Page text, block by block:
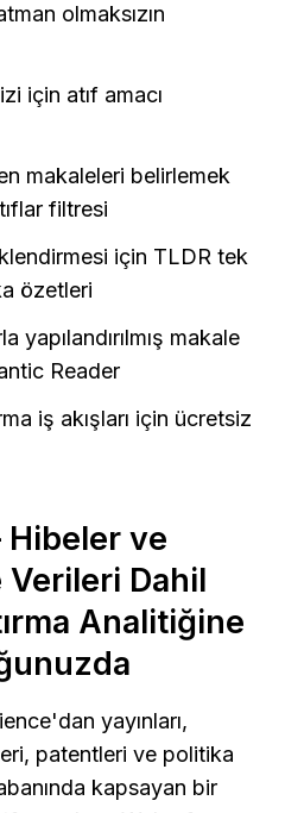
olmaksızın
için atıf amacı
makaleleri belirlemek
filtresi
için TLDR tek
özetleri
yapılandırılmış makale
Reader
iş akışları için ücretsiz
ve
Verileri Dahil
Analitiğine
yayınları,
patentleri ve politika
kapsayan bir